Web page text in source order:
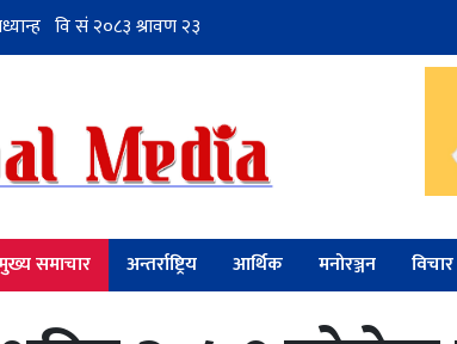
समाचार अन्तर्राष्ट्रिय आर्थिक मनोरञ्जन विचार